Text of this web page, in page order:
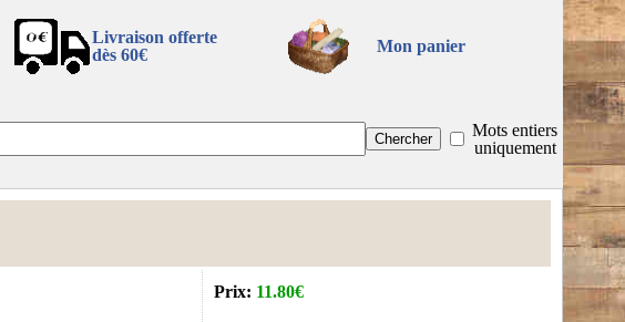
Livraison offerte
dès 60€
Mon panier
Mots entiers
uniquement
Prix: 11.80€